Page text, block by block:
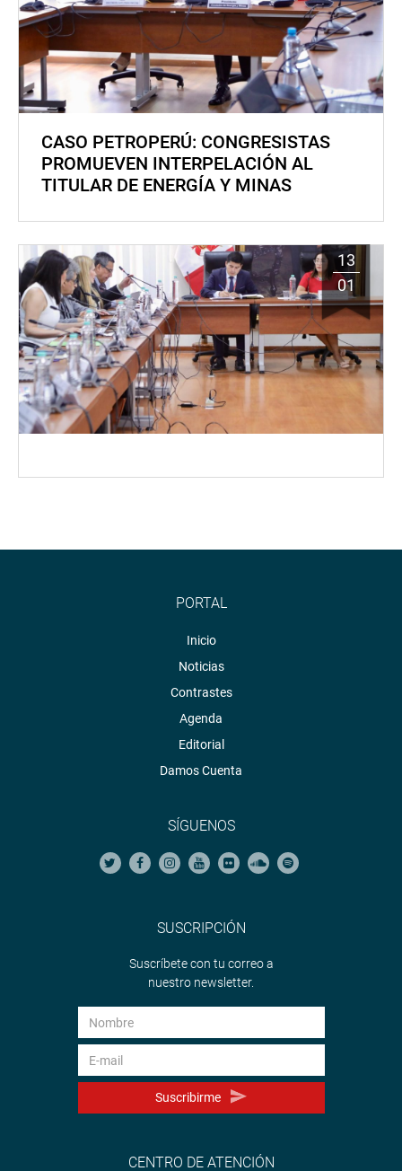
CASO PETROPERÚ: CONGRESISTAS
PROMUEVEN INTERPELACIÓN AL
TITULAR DE ENERGÍA Y MINAS
13
01
PORTAL
Inicio
Noticias
Contrastes
Agenda
Editorial
Damos Cuenta
SÍGUENOS
SUSCRIPCIÓN
Suscríbete con tu correo a
nuestro newsletter.
Suscribirme
CENTRO DE ATENCIÓN